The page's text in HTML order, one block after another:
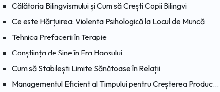
Călătoria Bilingvismului și Cum să Crești Copii Bilingvi
Ce este Hărțuirea: Violenta Psihologică la Locul de Muncă
Tehnica Prefacerii în Terapie
Conștiința de Sine în Era Haosului
Cum să Stabilești Limite Sănătoase în Relații
Managementul Eficient al Timpului pentru Creșterea Productivității